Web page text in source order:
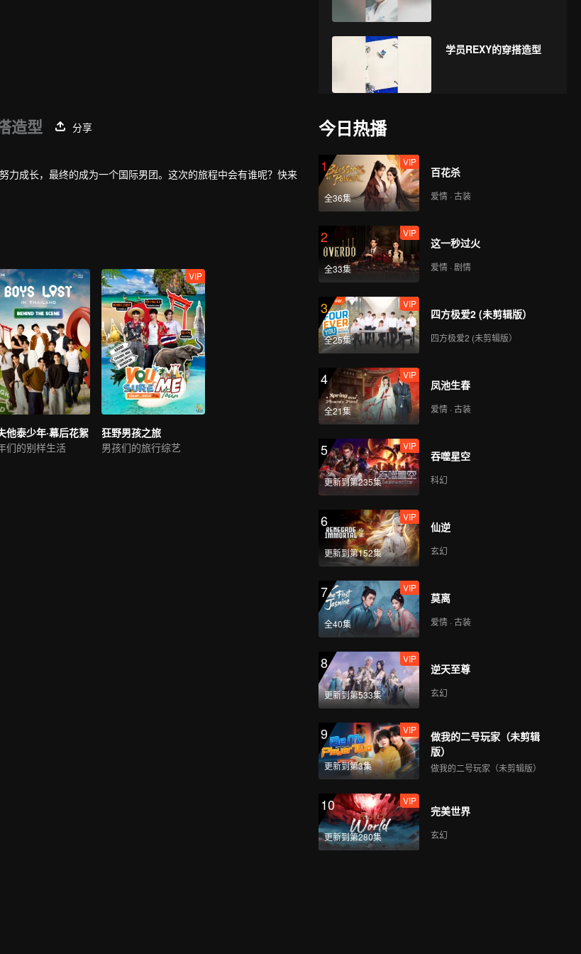
学员REXY的穿搭造型
学员RYAN WINTER的
学员SENA的穿搭造型
学员SHEN的穿搭造型
学员SHOYA的穿搭造型
学员SICHEN的穿搭造型
学员SMART的穿搭造型
学员SUNNY的穿搭造型
学员TADALEE的穿搭造
学员THI-O的穿搭造型
造型
分享
成长，最终的成为一个国际男团。这次的旅程中会有谁呢？快来
他泰少年·幕后花絮
们的别样生活
VIP
狂野男孩之旅
男孩们的旅行综艺
今日热播
1
全36集
VIP
百花杀
爱情 · 古装
2
全33集
VIP
这一秒过火
爱情 · 剧情
3
全25集
VIP
四方极爱2 (未剪辑版）
四方极爱2 (未剪辑版）
4
全21集
VIP
凤池生春
爱情 · 古装
5
更新到第235集
VIP
吞噬星空
科幻
6
更新到第152集
VIP
仙逆
玄幻
7
全40集
VIP
莫离
爱情 · 古装
8
更新到第533集
VIP
逆天至尊
玄幻
9
更新到第3集
VIP
做我的二号玩家（未剪辑
版）
做我的二号玩家（未剪辑版）
10
更新到第280集
VIP
完美世界
玄幻